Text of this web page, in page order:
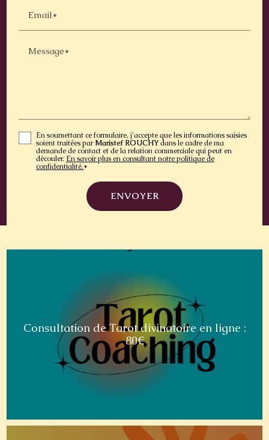
Email*
Message*
En soumettant ce formulaire, j'accepte que les informations saisies
soient traitées parMaristef ROUCHYdans le cadre de ma
demande de contact et de la relation commerciale qui peut en
découler. En savoir plus en consultant notre politique de
confidentialité.*
Consultation de Tarot divinatoire en ligne :
80€